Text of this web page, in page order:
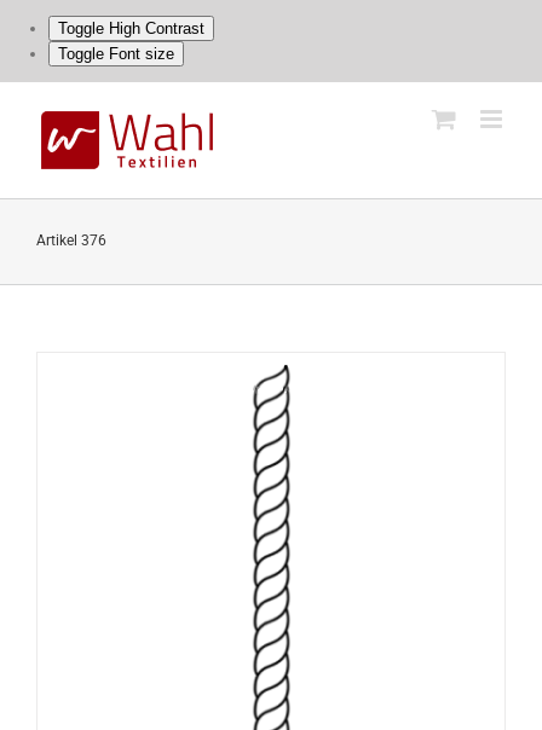
Toggle High Contrast
Toggle Font size
content
Artikel 376